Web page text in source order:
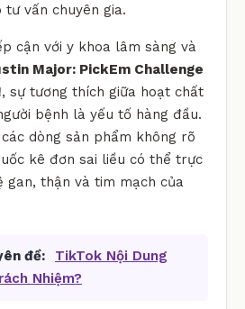
vấn chuyên gia.
cận với y khoa lâm sàng và
Major: PickEm Challenge
, sự tương thích giữa hoạt chất
bệnh là yếu tố hàng đầu.
dòng sản phẩm không rõ
kê đơn sai liều có thể trực
gan, thận và tim mạch của
đề:
TikTok Nội Dung
Nhiệm?